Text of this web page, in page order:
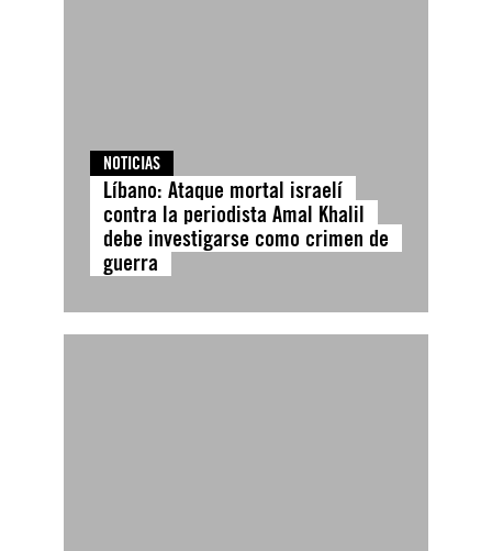
NOTICIAS
Líbano: Ataque mortal israelí
contra la periodista Amal Khalil
debe investigarse como crimen de
guerra